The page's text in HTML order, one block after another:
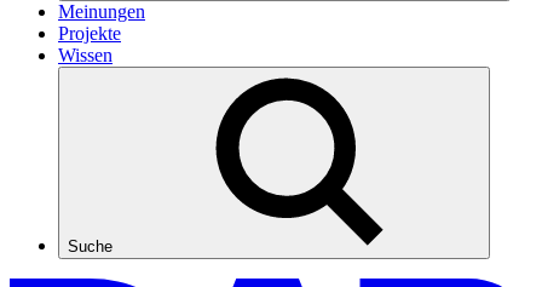
Meinungen
Projekte
Wissen
Suche